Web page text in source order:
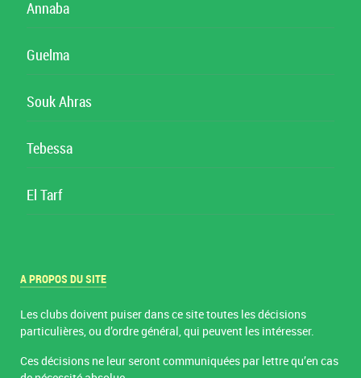
Annaba
Guelma
Souk Ahras
Tebessa
El Tarf
A PROPOS DU SITE
Les clubs doivent puiser dans ce site toutes les décisions
particulières, ou d’ordre général, qui peuvent les intéresser.
Ces décisions ne leur seront communiquées par lettre qu’en cas